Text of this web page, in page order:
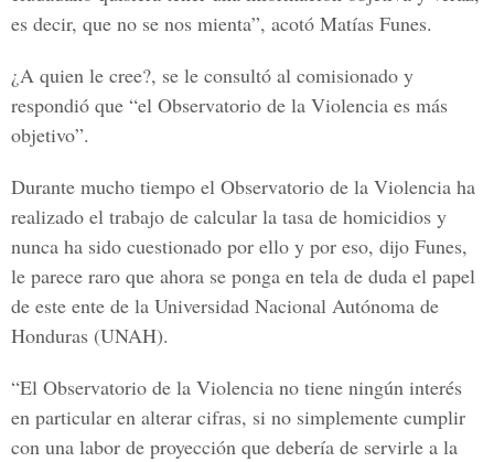
es decir, que no se nos mienta”, acotó Matías Funes.
¿A quien le cree?, se le consultó al comisionado y
respondió que “el Observatorio de la Violencia es más
objetivo”.
Durante mucho tiempo el Observatorio de la Violencia ha
realizado el trabajo de calcular la tasa de homicidios y
nunca ha sido cuestionado por ello y por eso, dijo Funes,
le parece raro que ahora se ponga en tela de duda el papel
de este ente de la Universidad Nacional Autónoma de
Honduras (UNAH).
“El Observatorio de la Violencia no tiene ningún interés
en particular en alterar cifras, si no simplemente cumplir
con una labor de proyección que debería de servirle a la